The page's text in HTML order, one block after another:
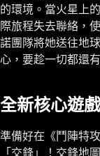
的環境。當火星上
際旅程失去聯絡，
諾團隊將她送往地
心，要趁一切都還
全新核心遊
準備好在《鬥陣特
「交鋒」！交鋒地